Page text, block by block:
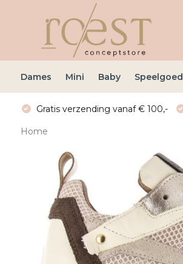
Dames Mini Baby Speelgoed
Gratis verzending vanaf € 100,-
Home